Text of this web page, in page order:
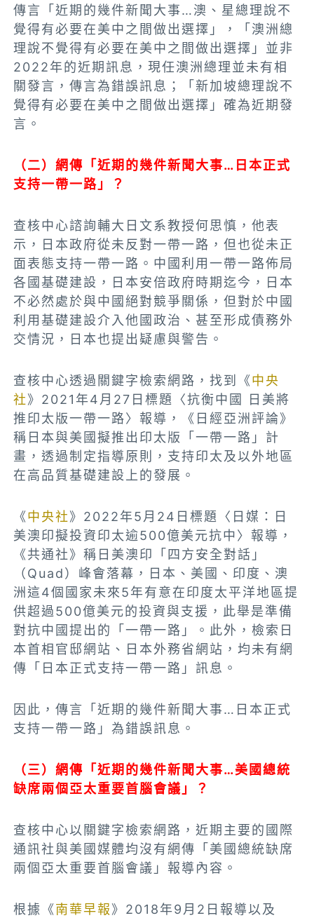
傳言「近期的幾件新聞大事…澳、星總理說不
覺得有必要在美中之間做出選擇」，「澳洲總
理說不覺得有必要在美中之間做出選擇」並非
2022年的近期訊息，現任澳洲總理並未有相
關發言，傳言為錯誤訊息；「新加坡總理說不
覺得有必要在美中之間做出選擇」確為近期發
言。
（二）網傳「近期的幾件新聞大事…日本正式
支持一帶一路」？
查核中心諮詢輔大日文系教授何思慎，他表
示，日本政府從未反對一帶一路，但也從未正
面表態支持一帶一路。中國利用一帶一路佈局
各國基礎建設，
日本安倍政府時期迄今，日本
不必然處於與中國絕對競爭關係，但對於中國
利用基礎建設介入他國政治、甚至形成債務外
交情況，日本也提出疑慮與警告。
查核中心透過關鍵字檢索網路，找到《中央
社》2021年4月27日標題〈抗衡中國 日美將
推印太版一帶一路〉報導，
《日經亞洲評論》
稱日本與美國擬推出印太版「一帶一路」計
畫，透過制定指導原則，支持印太及以外地區
在高品質基礎建設上的發展。
《中央社》2022年5月24日標題〈日媒：日
美澳印擬投資印太逾500億美元抗中〉報導，
《共通社》稱日美澳印「四方安全對話」
（Quad）峰會落幕，日本、美國、印度、澳
洲這4個國家未來5年有意在印度太平洋地區提
供超過500億美元的投資與支援，此舉是準備
對抗中國提出的「一帶一路」。此外，檢索日
本首相官邸網站、日本外務省網站，均未有網
傳「日本正式支持一帶一路」訊息。
因此，傳言「近期的幾件新聞大事…日本正式
支持一帶一路」為錯誤訊息。
（三）網傳「近期的幾件新聞大事…美國總統
缺席兩個亞太重要首腦會議」？
查核中心以關鍵字檢索網路，近期主要的國際
通訊社與美國媒體均沒有網傳「美國總統缺席
兩個亞太重要首腦會議」報導內容。
根據《南華早報》2018年9月2日報導以及